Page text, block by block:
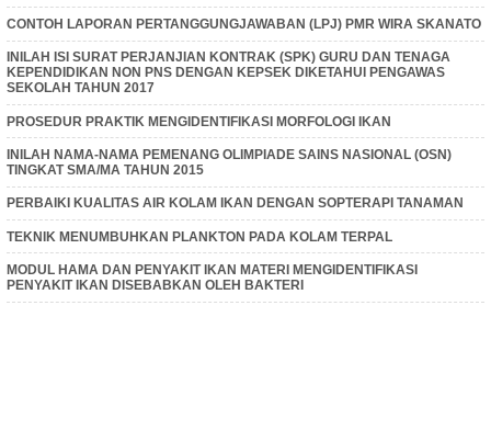
CONTOH LAPORAN PERTANGGUNGJAWABAN (LPJ) PMR WIRA SKANATO
INILAH ISI SURAT PERJANJIAN KONTRAK (SPK) GURU DAN TENAGA
KEPENDIDIKAN NON PNS DENGAN KEPSEK DIKETAHUI PENGAWAS
SEKOLAH TAHUN 2017
PROSEDUR PRAKTIK MENGIDENTIFIKASI MORFOLOGI IKAN
INILAH NAMA-NAMA PEMENANG OLIMPIADE SAINS NASIONAL (OSN)
TINGKAT SMA/MA TAHUN 2015
PERBAIKI KUALITAS AIR KOLAM IKAN DENGAN SOPTERAPI TANAMAN
TEKNIK MENUMBUHKAN PLANKTON PADA KOLAM TERPAL
MODUL HAMA DAN PENYAKIT IKAN MATERI MENGIDENTIFIKASI
PENYAKIT IKAN DISEBABKAN OLEH BAKTERI